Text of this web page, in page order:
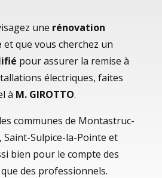
une rénovation
et que vous cherchez un
pour assurer la remise à
électriques, faites
à M. GIROTTO.
communes de Montastruc-
Saint-Sulpice-la-Pointe et
bien pour le compte des
des professionnels.